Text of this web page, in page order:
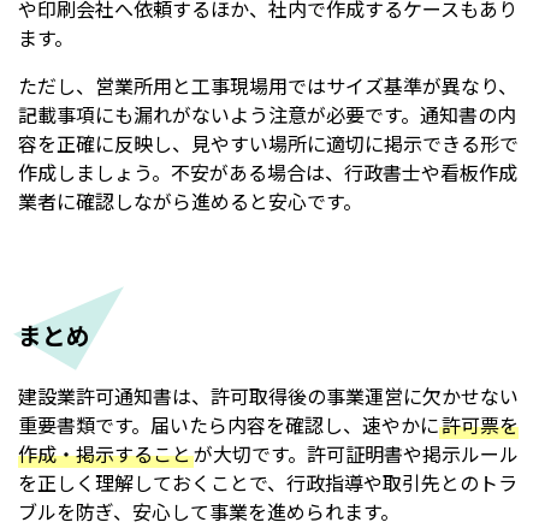
や印刷会社へ依頼するほか、社内で作成するケースもあり
ます。
ただし、営業所用と工事現場用ではサイズ基準が異なり、
記載事項にも漏れがないよう注意が必要です。通知書の内
容を正確に反映し、見やすい場所に適切に掲示できる形で
作成しましょう。不安がある場合は、行政書士や看板作成
業者に確認しながら進めると安心です。
まとめ
建設業許可通知書は、許可取得後の事業運営に欠かせない
重要書類です。届いたら内容を確認し、速やかに許可票を
作成・掲示することが大切です。許可証明書や掲示ルール
を正しく理解しておくことで、行政指導や取引先とのトラ
ブルを防ぎ、安心して事業を進められます。